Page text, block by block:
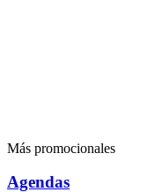
Más promocionales
Agendas